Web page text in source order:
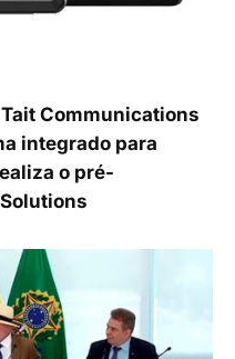
Communications
integrado para
o pré-